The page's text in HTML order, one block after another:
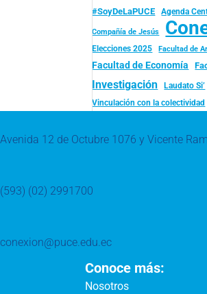
#SoyDeLaPUCE Agenda
Compañía de Jesús
Elecciones 2025
Facultad de
Facultad de Economía
Investigación Laudato Si’
Vinculación con la colectividad
Avenida 12 de Octubre 1076 y Vicente
(593) (02) 2991700
conexion@puce.edu.ec
Conoce más:
Nosotros